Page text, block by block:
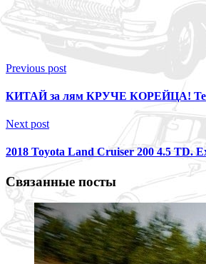
Previous post
КИТАЙ за лям КРУЧЕ КОРЕЙЦА!
Next post
2018 Toyota Land Cruiser 200 4.5 TD.
Связанные посты